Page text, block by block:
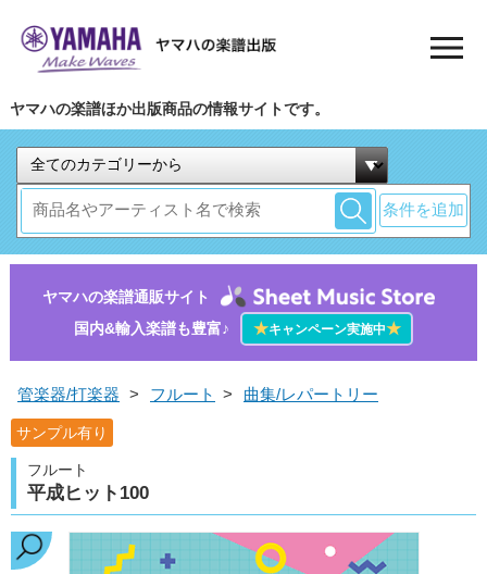
ヤマハの楽譜ほか出版商品の情報サイトです。
条件を追加
ヤマハの楽譜通販サイト
国内&輸入楽譜も豊富♪
★キャンペーン実施中★
管楽器/打楽器 > フルート > 曲集/レパートリー
サンプル有り
フルート
平成ヒット100